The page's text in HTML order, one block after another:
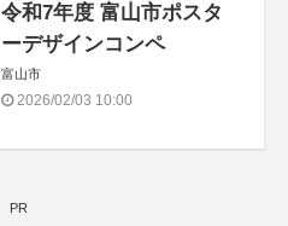
令和7年度 富山市ポスタ
ーデザインコンペ
富山市
2026/02/03 10:00
PR